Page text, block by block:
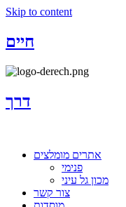
Skip to content
חיים
דרך
אתרים מומלצים
פנימי
מכון גל עיני
צור קשר